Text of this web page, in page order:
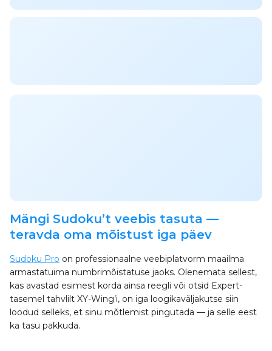
Mängi Sudoku’t veebis tasuta —
teravda oma mõistust iga päev
Sudoku Pro on professionaalne veebiplatvorm maailma
armastatuima numbrimõistatuse jaoks. Olenemata sellest,
kas avastad esimest korda ainsa reegli või otsid Expert-
tasemel tahvlilt XY-Wing’i, on iga loogikaväljakutse siin
loodud selleks, et sinu mõtlemist pingutada — ja selle eest
ka tasu pakkuda.